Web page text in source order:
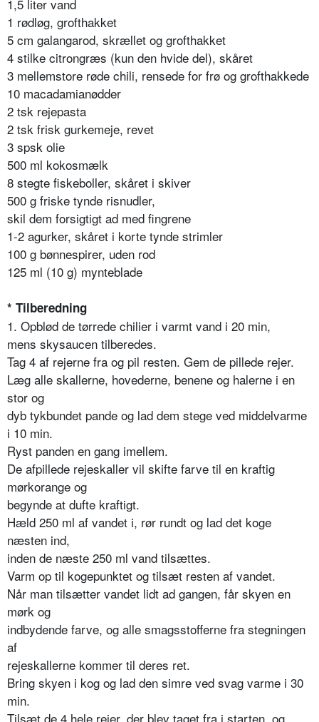
1,5 liter vand
1 rødløg, grofthakket
5 cm galangarod, skrællet og grofthakket
4 stilke citrongræs (kun den hvide del), skåret
3 mellemstore røde chili, rensede for frø og grofthakkede
10 macadamianødder
2 tsk rejepasta
2 tsk frisk gurkemeje, revet
3 spsk olie
500 ml kokosmælk
8 stegte fiskeboller, skåret i skiver
500 g friske tynde risnudler,
skil dem forsigtigt ad med fingrene
1-2 agurker, skåret i korte tynde strimler
100 g bønnespirer, uden rod
125 ml (10 g) mynteblade
* Tilberedning
1. Opblød de tørrede chilier i varmt vand i 20 min,
mens skysaucen tilberedes.
Tag 4 af rejerne fra og pil resten. Gem de pillede rejer.
Læg alle skallerne, hovederne, benene og halerne i en
stor og
dyb tykbundet pande og lad dem stege ved middelvarme
i 10 min.
Ryst panden en gang imellem.
De afpillede rejeskaller vil skifte farve til en kraftig
mørkorange og
begynde at dufte kraftigt.
Hæld 250 ml af vandet i, rør rundt og lad det koge
næsten ind,
inden de næste 250 ml vand tilsættes.
Varm op til kogepunktet og tilsæt resten af vandet.
Når man tilsætter vandet lidt ad gangen, får skyen en
mørk og
indbydende farve, og alle smagsstofferne fra stegningen
af
rejeskallerne kommer til deres ret.
Bring skyen i kog og lad den simre ved svag varme i 30
min.
Tilsæt de 4 hele rejer, der blev taget fra i starten, og